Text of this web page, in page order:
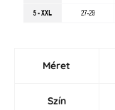
Méret
Szín